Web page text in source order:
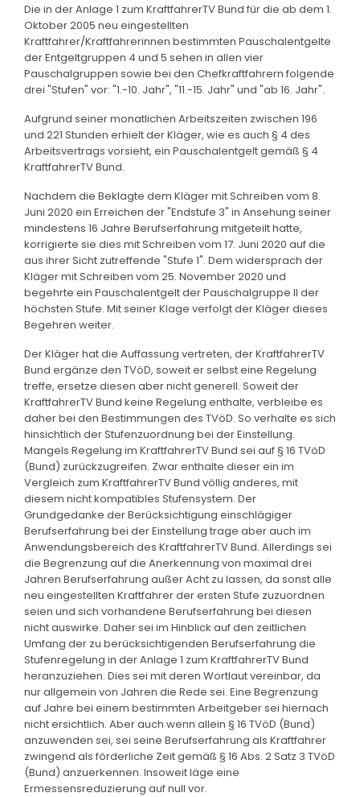
Die in der Anlage 1 zum KraftfahrerTV Bund für die ab dem 1.
Oktober 2005 neu eingestellten
Kraftfahrer/Kraftfahrerinnen bestimmten Pauschalentgelte
der Entgeltgruppen 4 und 5 sehen in allen vier
Pauschalgruppen sowie bei den Chefkraftfahrern folgende
drei "Stufen" vor: "1.-10. Jahr", "11.-15. Jahr" und "ab 16. Jahr".
Aufgrund seiner monatlichen Arbeitszeiten zwischen 196
und 221 Stunden erhielt der Kläger, wie es auch § 4 des
Arbeitsvertrags vorsieht, ein Pauschalentgelt gemäß § 4
KraftfahrerTV Bund.
Nachdem die Beklagte dem Kläger mit Schreiben vom 8.
Juni 2020 ein Erreichen der "Endstufe 3" in Ansehung seiner
mindestens 16 Jahre Berufserfahrung mitgeteilt hatte,
korrigierte sie dies mit Schreiben vom 17. Juni 2020 auf die
aus ihrer Sicht zutreffende "Stufe 1". Dem widersprach der
Kläger mit Schreiben vom 25. November 2020 und
begehrte ein Pauschalentgelt der Pauschalgruppe II der
höchsten Stufe. Mit seiner Klage verfolgt der Kläger dieses
Begehren weiter.
Der Kläger hat die Auffassung vertreten, der KraftfahrerTV
Bund ergänze den TVöD, soweit er selbst eine Regelung
treffe, ersetze diesen aber nicht generell. Soweit der
KraftfahrerTV Bund keine Regelung enthalte, verbleibe es
daher bei den Bestimmungen des TVöD. So verhalte es sich
hinsichtlich der Stufenzuordnung bei der Einstellung.
Mangels Regelung im KraftfahrerTV Bund sei auf § 16 TVöD
(Bund) zurückzugreifen. Zwar enthalte dieser ein im
Vergleich zum KraftfahrerTV Bund völlig anderes, mit
diesem nicht kompatibles Stufensystem. Der
Grundgedanke der Berücksichtigung einschlägiger
Berufserfahrung bei der Einstellung trage aber auch im
Anwendungsbereich des KraftfahrerTV Bund. Allerdings sei
die Begrenzung auf die Anerkennung von maximal drei
Jahren Berufserfahrung außer Acht zu lassen, da sonst alle
neu eingestellten Kraftfahrer der ersten Stufe zuzuordnen
seien und sich vorhandene Berufserfahrung bei diesen
nicht auswirke. Daher sei im Hinblick auf den zeitlichen
Umfang der zu berücksichtigenden Berufserfahrung die
Stufenregelung in der Anlage 1 zum KraftfahrerTV Bund
heranzuziehen. Dies sei mit deren Wortlaut vereinbar, da
nur allgemein von Jahren die Rede sei. Eine Begrenzung
auf Jahre bei einem bestimmten Arbeitgeber sei hiernach
nicht ersichtlich. Aber auch wenn allein § 16 TVöD (Bund)
anzuwenden sei, sei seine Berufserfahrung als Kraftfahrer
zwingend als förderliche Zeit gemäß § 16 Abs. 2 Satz 3 TVöD
(Bund) anzuerkennen. Insoweit läge eine
Ermessensreduzierung auf null vor.